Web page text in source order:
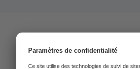
Concerts et